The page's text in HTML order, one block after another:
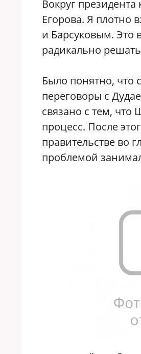
Вокруг
Егорова. Я плотно
и Барсуковым. Это
радикально
Было понятно, что
переговоры с
связано с тем,
процесс. После
правительстве во
проблемой